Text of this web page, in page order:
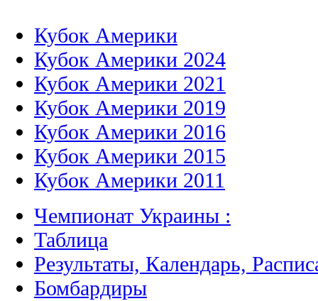
Кубок Америки
Кубок Америки 2024
Кубок Америки 2021
Кубок Америки 2019
Кубок Америки 2016
Кубок Америки 2015
Кубок Америки 2011
Чемпионат Украины :
Таблица
Результаты, Календарь,
Бомбардиры